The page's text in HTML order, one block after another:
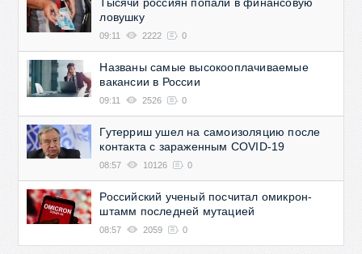
Тысячи россиян попали в финансовую
ловушку
09:11 2222 0
Названы самые высокооплачиваемые
вакансии в России
09:11 2526 0
Гутерриш ушел на самоизоляцию после
контакта с зараженным COVID-19
08:57 10126 0
Российский ученый посчитал омикрон-
штамм последней мутацией
08:57 2059 0